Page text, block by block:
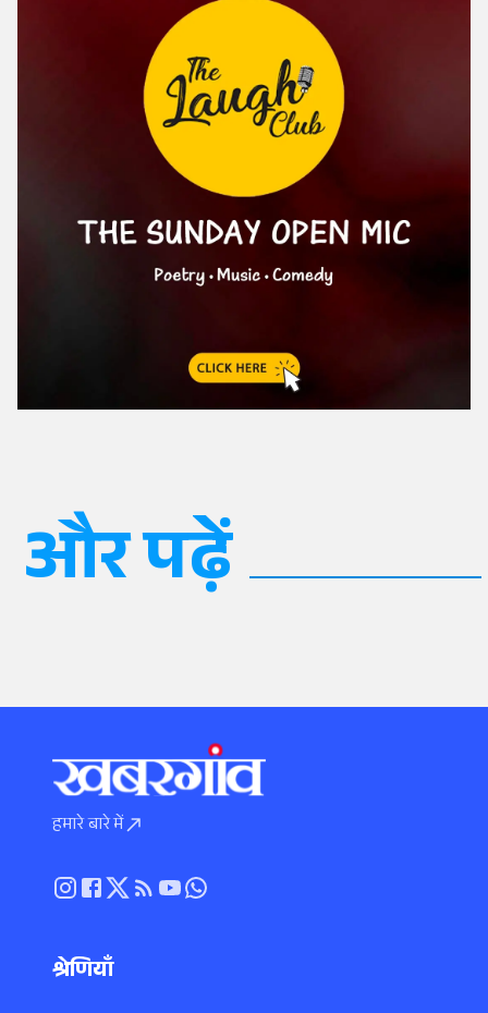
और पढ़ें
हमारे बारे में
श्रेणियाँ